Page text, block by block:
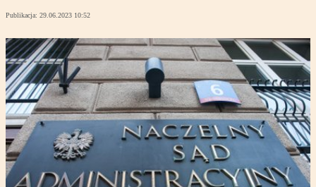
Publikacja: 29.06.2023 10:52